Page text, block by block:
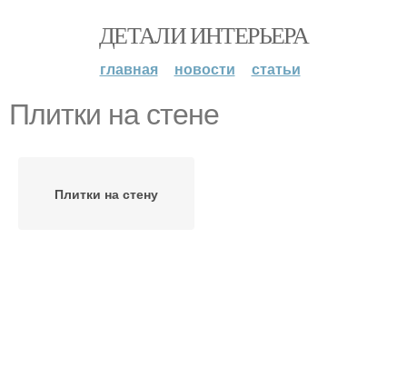
ДЕТАЛИ ИНТЕРЬЕРА
главная новости статьи
Плитки на стене
Плитки на стену